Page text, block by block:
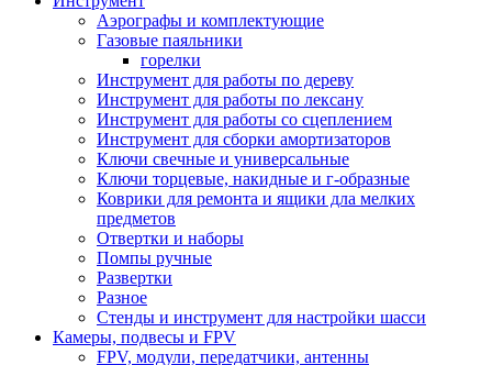
Аэрографы и комплектующие
Газовые паяльники
горелки
Инструмент для работы по дереву
Инструмент для работы по лексану
Инструмент для работы со сцеплением
Инструмент для сборки амортизаторов
Ключи свечные и универсальные
Ключи торцевые, накидные и г-образные
Коврики для ремонта и ящики дла мелких
предметов
Отвертки и наборы
Помпы ручные
Развертки
Разное
Стенды и инструмент для настройки шасси
Камеры, подвесы и FPV
FPV, модули, передатчики, антенны